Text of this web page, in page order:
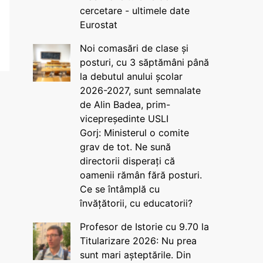
cercetare - ultimele date
Eurostat
Noi comasări de clase și
posturi, cu 3 săptămâni până
la debutul anului școlar
2026-2027, sunt semnalate
de Alin Badea, prim-
vicepreședinte USLI
Gorj: Ministerul o comite
grav de tot. Ne sună
directorii disperați că
oamenii rămân fără posturi.
Ce se întâmplă cu
învățătorii, cu educatorii?
Profesor de Istorie cu 9.70 la
Titularizare 2026: Nu prea
sunt mari așteptările. Din